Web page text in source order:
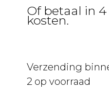
Of betaal in
kosten.
Verzending
2 op voorraad